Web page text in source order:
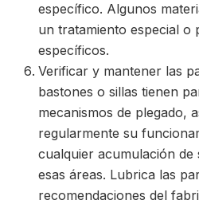
específico. Algunos
un tratamiento especial o
específicos.
Verificar y mantener las
bastones o sillas tienen
mecanismos de plegado,
regularmente su
cualquier acumulación de
esas áreas. Lubrica las
recomendaciones del